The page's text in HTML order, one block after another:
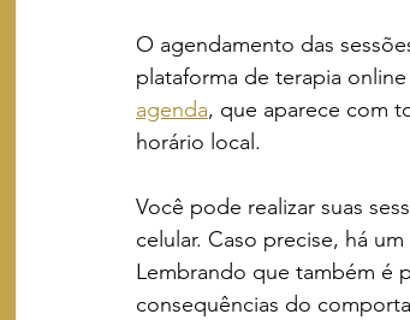
O agendamento das
plataforma de terapia
agenda, que aparece com
horário local.
Você pode realizar suas
celular. Caso precise, há um
Lembrando que também é
consequências do